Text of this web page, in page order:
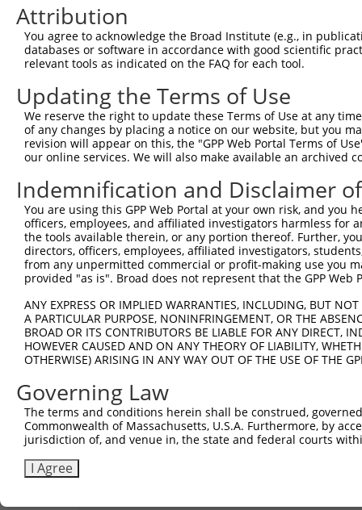
Attribution
You agree to acknowledge the Broad Institute (e.g., in
databases or software in accordance with good scientific
relevant tools as indicated on the FAQ for each tool.
Updating the Terms of Use
We reserve the right to update these Terms of Use at any
of any changes by placing a notice on our website, but you
revision will appear on this, the "GPP Web Portal Terms of
our online services. We will also make available an archived
Indemnification and Disclaimer
You are using this GPP Web Portal at your own risk, and
officers, employees, and affiliated investigators harmless for
the tools available therein, or any portion thereof. Further,
directors, officers, employees, affiliated investigators,
from any unpermitted commercial or profit-making use you
provided "as is". Broad does not represent that the GPP
ANY EXPRESS OR IMPLIED WARRANTIES, INCLUDING, BUT
A PARTICULAR PURPOSE, NONINFRINGEMENT, OR THE
BROAD OR ITS CONTRIBUTORS BE LIABLE FOR ANY DIRECT,
HOWEVER CAUSED AND ON ANY THEORY OF LIABILITY,
OTHERWISE) ARISING IN ANY WAY OUT OF THE USE OF THE
Governing Law
The terms and conditions herein shall be construed,
Commonwealth of Massachusetts, U.S.A. Furthermore, by
jurisdiction of, and venue in, the state and federal courts
I Agree